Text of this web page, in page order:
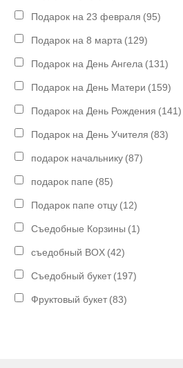
Подарок на 23 февраля (95)
Подарок на 8 марта (129)
Подарок на День Ангела (131)
Подарок на День Матери (159)
Подарок на День Рождения (141)
Подарок на День Учителя (83)
подарок начальнику (87)
подарок папе (85)
Подарок папе отцу (12)
Съедобные Корзины (1)
съедобный BOX (42)
Съедобный букет (197)
Фруктовый букет (83)